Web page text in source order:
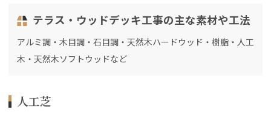
テラス・ウッドデッキ工事の主な素材や工法
アルミ調・木目調・石目調・天然木ハードウッド・樹脂・人工
木・天然木ソフトウッドなど
人工芝